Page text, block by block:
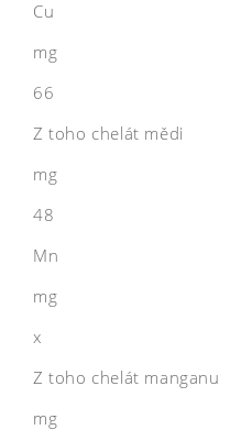
Cu
mg
66
Z toho chelát mědi
mg
48
Mn
mg
x
Z toho chelát manganu
mg